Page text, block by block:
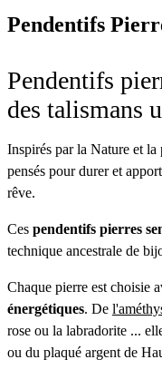
Pendentifs
Pendentifs
des talismans
Inspirés par la Nature et
pensés pour durer et
rêve.
Ces pendentifs pierres
technique ancestrale de
Chaque pierre est choisie
énergétiques. De
rose ou la labradorite ...
ou du plaqué argent de